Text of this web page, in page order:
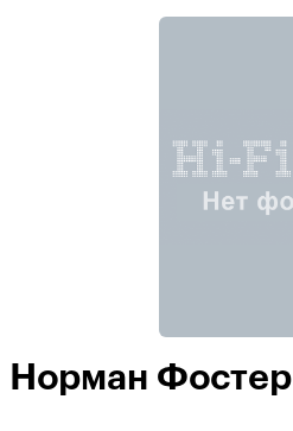
Норман Фостер